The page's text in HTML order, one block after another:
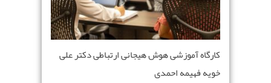
کارگاه آموزشی هوش هیجانی ارتباطی دکتر علی
خویه فهیمه احمدی